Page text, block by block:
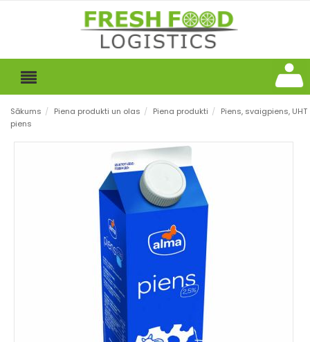
Sākums / Piena produkti un olas / Piena produkti / Piens, svaigpiens, UHT
piens